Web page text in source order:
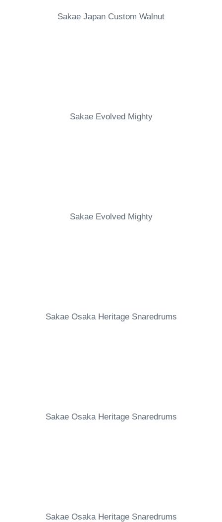
Sakae Japan Custom Walnut
Sakae Evolved Mighty
Sakae Evolved Mighty
Sakae Osaka Heritage Snaredrums
Sakae Osaka Heritage Snaredrums
Sakae Osaka Heritage Snaredrums